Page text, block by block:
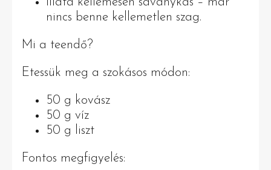
nincs benne kellemetlen szag.
Mi a teendő?
Etessük meg a szokásos módon:
50 g kovász
50 g víz
50 g liszt
Fontos megfigyelés: